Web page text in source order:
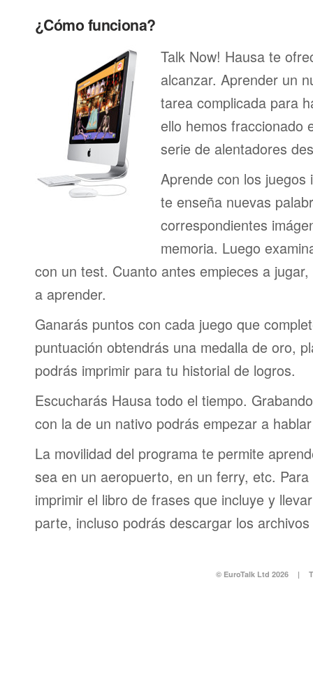
¿Cómo funciona?
Talk Now! Hausa te
alcanzar. Aprender un
tarea complicada para
ello hemos fraccionado
serie de alentadores
Aprende con los juegos
te enseña nuevas
correspondientes
memoria. Luego
con un test. Cuanto antes empieces a
a aprender.
Ganarás puntos con cada juego que
puntuación obtendrás una medalla de oro,
podrás imprimir para tu historial de logros.
Escucharás Hausa todo el tiempo.
con la de un nativo podrás empezar a
La movilidad del programa te permite
sea en un aeropuerto, en un ferry, etc.
imprimir el libro de frases que incluye y
parte, incluso podrás descargar los
© EuroTalk Ltd 2026 |